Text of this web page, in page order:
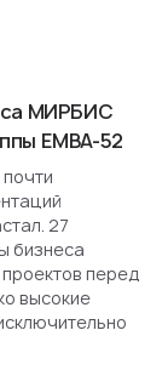
МИРБИС
EMBA-52
27
бизнеса
перед
высокие